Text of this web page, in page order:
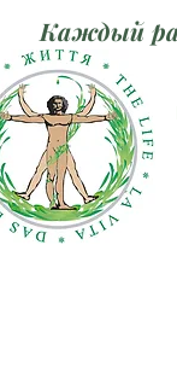
Каждый